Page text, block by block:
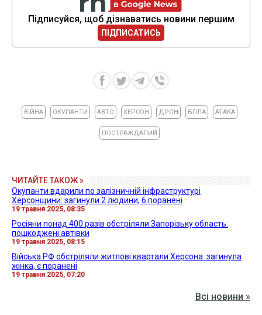
Підписуйся, щоб дізнаватись новини першим
ПІДПИСАТИСЬ
ВІЙНА ОКУПАНТИ АВТО ХЕРСОН ДРОН БПЛА АТАКА
ПОСТРАЖДАЛИЙ
ЧИТАЙТЕ ТАКОЖ »
Окупанти вдарили по залізничній інфраструктурі
Херсонщини: загинули 2 людини, 6 поранені
19 травня 2025, 08:35
Росіяни понад 400 разів обстріляли Запорізьку область:
пошкоджені автівки
19 травня 2025, 08:15
Війська РФ обстріляли житлові квартали Херсона: загинула
жінка, є поранені
19 травня 2025, 07:20
Всі новини »